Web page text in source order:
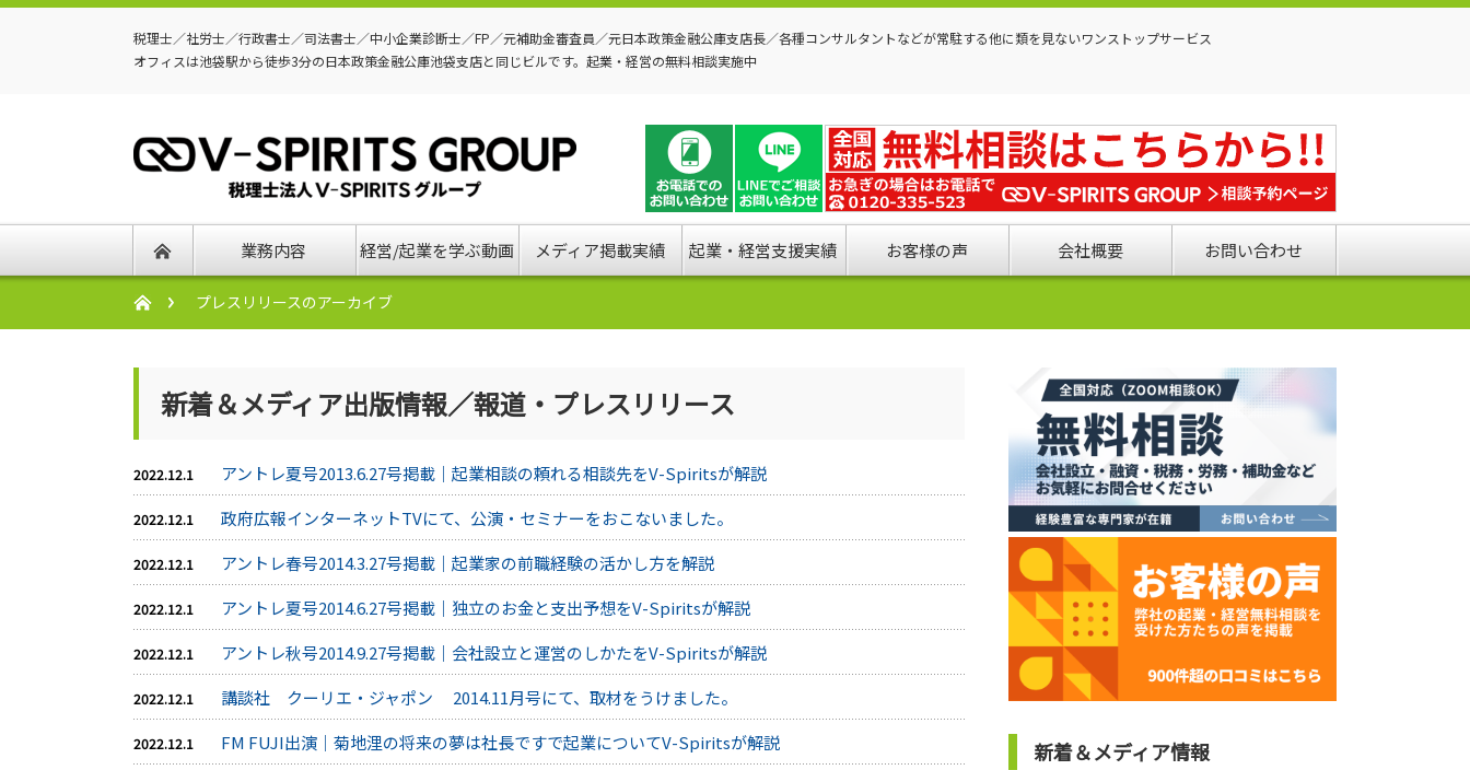
税理士／社労士／行政書士／司法書士／中小企業診断士／FP／元補助金審査員／元日本政策金融公庫支店長／各種コンサルタントなどが常駐する他に類を見ないワンストップサービス
オフィスは池袋駅から徒歩3分の日本政策金融公庫池袋支店と同じビルです。起業・経営の無料相談実施中
業務内容 経営/起業を学ぶ動画 メディア掲載実績 起業・経営支援実績 お客様の声 会社概要 お問い合わせ
プレスリリースのアーカイブ
新着＆メディア出版情報／報道・プレスリリース
2022.12.1 アントレ夏号2013.6.27号掲載｜起業相談の頼れる相談先をV-Spiritsが解説
2022.12.1 政府広報インターネットTVにて、公演・セミナーをおこないました。
2022.12.1 アントレ春号2014.3.27号掲載｜起業家の前職経験の活かし方を解説
2022.12.1 アントレ夏号2014.6.27号掲載｜独立のお金と支出予想をV-Spiritsが解説
2022.12.1 アントレ秋号2014.9.27号掲載｜会社設立と運営のしかたをV-Spiritsが解説
2022.12.1 講談社 クーリエ・ジャポン 2014.11月号にて、取材をうけました。
2022.12.1 FM FUJI出演｜菊地浬の将来の夢は社長ですで起業についてV-Spiritsが解説 新着＆メディア情報